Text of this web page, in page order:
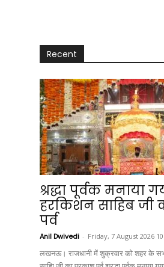
Recent
श्रद्धा पूर्वक मनाया
हरकिशन साहिब जी
पर्व
Anil Dwivedi - Friday, 7 August 2026
लखनऊ। राजधानी में शुक्रवार को शहर के